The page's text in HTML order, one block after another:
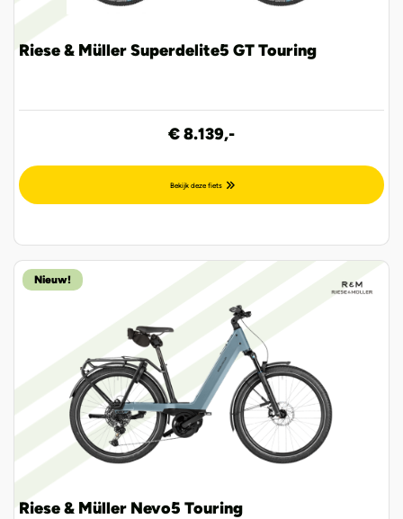
Riese & Müller Superdelite5 GT Touring
€ 8.139,-
Bekijk deze fiets
Riese & Müller Nevo5 Touring
Nieuw!